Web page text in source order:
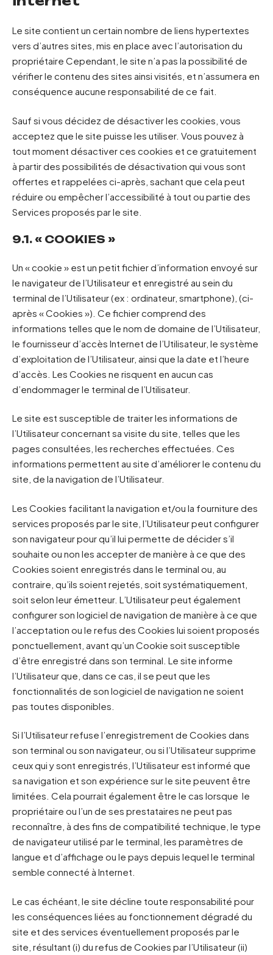
Le site contient un certain nombre de liens hypertextes
vers d’autres sites, mis en place avec l’autorisation du
propriétaire Cependant, le site n’a pas la possibilité de
vérifier le contenu des sites ainsi visités, et n’assumera en
conséquence aucune responsabilité de ce fait.
Sauf si vous décidez de désactiver les cookies, vous
acceptez que le site puisse les utiliser. Vous pouvez à
tout moment désactiver ces cookies et ce gratuitement
à partir des possibilités de désactivation qui vous sont
offertes et rappelées ci-après, sachant que cela peut
réduire ou empêcher l’accessibilité à tout ou partie des
Services proposés par le site.
9.1. « COOKIES »
Un « cookie » est un petit fichier d’information envoyé sur
le navigateur de l’Utilisateur et enregistré au sein du
terminal de l’Utilisateur (ex : ordinateur, smartphone), (ci-
après « Cookies »). Ce fichier comprend des
informations telles que le nom de domaine de l’Utilisateur,
le fournisseur d’accès Internet de l’Utilisateur, le système
d’exploitation de l’Utilisateur, ainsi que la date et l’heure
d’accès. Les Cookies ne risquent en aucun cas
d’endommager le terminal de l’Utilisateur.
Le site est susceptible de traiter les informations de
l’Utilisateur concernant sa visite du site, telles que les
pages consultées, les recherches effectuées. Ces
informations permettent au site d’améliorer le contenu du
site, de la navigation de l’Utilisateur.
Les Cookies facilitant la navigation et/ou la fourniture des
services proposés par le site, l’Utilisateur peut configurer
son navigateur pour qu’il lui permette de décider s’il
souhaite ou non les accepter de manière à ce que des
Cookies soient enregistrés dans le terminal ou, au
contraire, qu’ils soient rejetés, soit systématiquement,
soit selon leur émetteur. L’Utilisateur peut également
configurer son logiciel de navigation de manière à ce que
l’acceptation ou le refus des Cookies lui soient proposés
ponctuellement, avant qu’un Cookie soit susceptible
d’être enregistré dans son terminal. Le site informe
l’Utilisateur que, dans ce cas, il se peut que les
fonctionnalités de son logiciel de navigation ne soient
pas toutes disponibles.
Si l’Utilisateur refuse l’enregistrement de Cookies dans
son terminal ou son navigateur, ou si l’Utilisateur supprime
ceux qui y sont enregistrés, l’Utilisateur est informé que
sa navigation et son expérience sur le site peuvent être
limitées. Cela pourrait également être le cas lorsque le
propriétaire ou l’un de ses prestataires ne peut pas
reconnaître, à des fins de compatibilité technique, le type
de navigateur utilisé par le terminal, les paramètres de
langue et d’affichage ou le pays depuis lequel le terminal
semble connecté à Internet.
Le cas échéant, le site décline toute responsabilité pour
les conséquences liées au fonctionnement dégradé du
site et des services éventuellement proposés par le
site, résultant (i) du refus de Cookies par l’Utilisateur (ii)